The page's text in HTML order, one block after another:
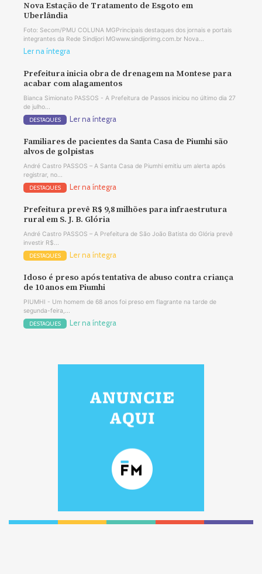
Nova Estação de Tratamento de Esgoto em
Uberlândia
Foto: Secom/PMU COLUNA MGPrincipais destaques dos jornais e portais
integrantes da Rede Sindijori MGwww.sindijorimg.com.br Nova...
Ler na íntegra
Prefeitura inicia obra de drenagem na Montese para
acabar com alagamentos
Bianca Simionato PASSOS - A Prefeitura de Passos iniciou no último dia 27
de julho...
DESTAQUES Ler na íntegra
Familiares de pacientes da Santa Casa de Piumhi são
alvos de golpistas
André Castro PASSOS – A Santa Casa de Piumhi emitiu um alerta após
registrar, no...
DESTAQUES Ler na íntegra
Prefeitura prevê R$ 9,8 milhões para infraestrutura
rural em S. J. B. Glória
André Castro PASSOS – A Prefeitura de São João Batista do Glória prevê
investir R$...
DESTAQUES Ler na íntegra
Idoso é preso após tentativa de abuso contra criança
de 10 anos em Piumhi
PIUMHI - Um homem de 68 anos foi preso em flagrante na tarde de
segunda-feira,...
DESTAQUES Ler na íntegra